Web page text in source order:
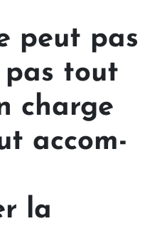
peut pas
tout
charge
ac­com­
la